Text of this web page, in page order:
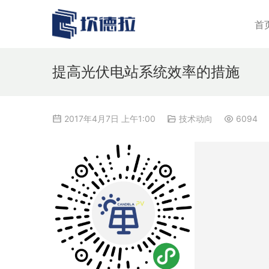
首
提高光伏电站系统效率的措施
2017年4月7日 上午1:00 技术动向 6094